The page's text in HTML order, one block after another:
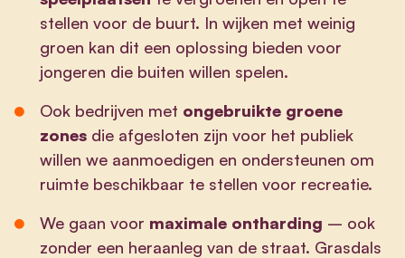
stellen voor de buurt. In wijken met weinig
groen kan dit een oplossing bieden voor
jongeren die buiten willen spelen.
Ook bedrijven met ongebruikte groene
zonesdie afgesloten zijn voor het publiek
willen we aanmoedigen en ondersteunen om
ruimte beschikbaar te stellen voor recreatie.
We gaan voor maximale ontharding – ook
zonder een heraanleg van de straat. Grasdals